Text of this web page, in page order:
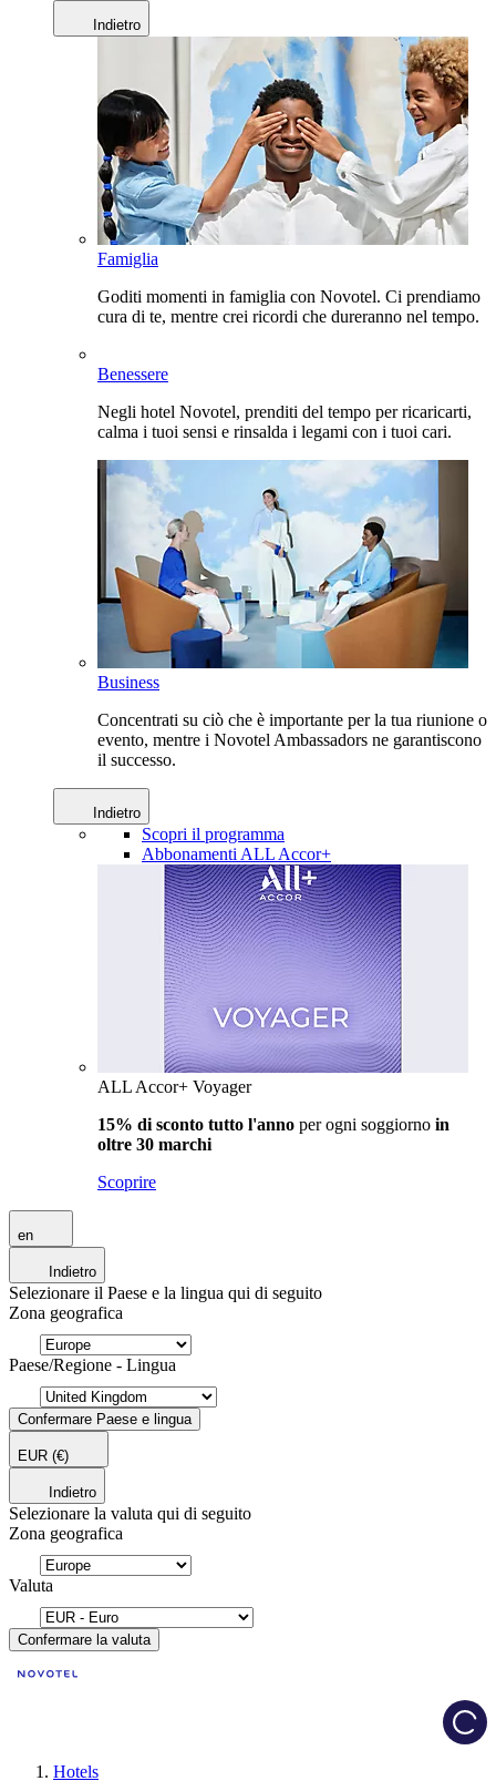
Indietro
Famiglia
Goditi momenti in famiglia con Novotel. Ci prendiamo
cura di te, mentre crei ricordi che dureranno nel tempo.
Benessere
Negli hotel Novotel, prenditi del tempo per ricaricarti,
calma i tuoi sensi e rinsalda i legami con i tuoi cari.
Business
Concentrati su ciò che è importante per la tua riunione o
evento, mentre i Novotel Ambassadors ne garantiscono
il successo.
Indietro
Scopri il programma
Abbonamenti ALL Accor+
ALL Accor+ Voyager
15% di sconto tutto l'anno per ogni soggiorno in
oltre 30 marchi
Scoprire
en
Indietro
Selezionare il Paese e la lingua qui di seguito
Zona geografica
Paese/Regione - Lingua
Confermare Paese e lingua
EUR (€)
Indietro
Selezionare la valuta qui di seguito
Zona geografica
Valuta
Confermare la valuta
Hotels